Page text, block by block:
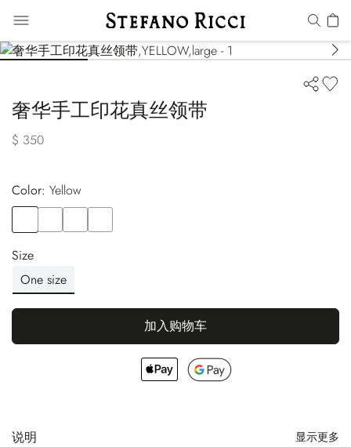
奢华手工印花真丝领带
$ 350
Color:
yellow
Size
One size
加入购物车
说明 显示更多